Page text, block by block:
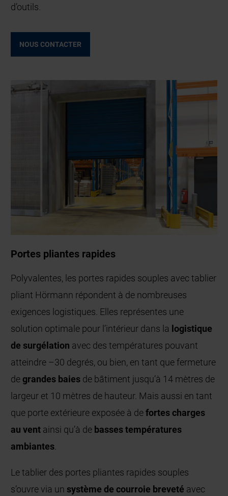
d’outils.
NOUS CONTACTER
Portes pliantes rapides
Polyvalentes, les portes rapides souples avec tablier
pliant Hörmann répondent à de nombreuses
exigences logistiques. Elles représentes une
solution optimale pour l’intérieur dans la logistique
de surgélation avec des températures pouvant
atteindre –30 degrés, ou bien, en tant que fermeture
degrandes baies de bâtiment jusqu’à 14 mètres de
largeur et 10 mètres de hauteur. Mais aussi en tant
que porte extérieure exposée à defortes charges
au vent ainsi qu’à de basses températures
ambiantes
Le tablier des portes pliantes rapides souples
s’ouvre via un système de courroie breveté avec